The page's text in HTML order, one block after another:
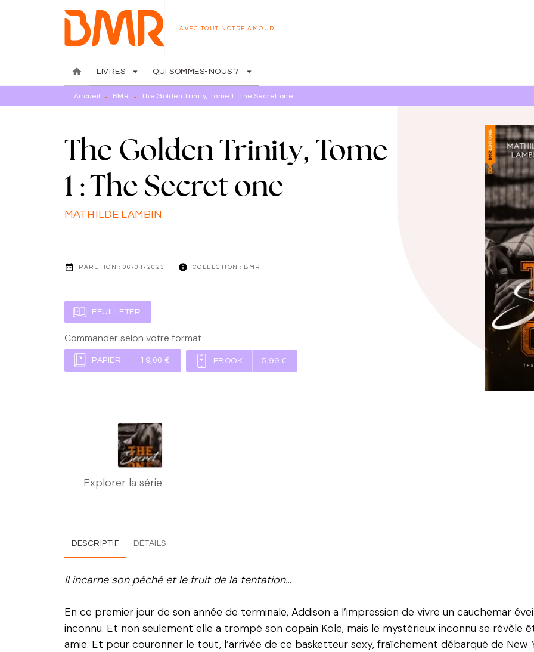
MENU RECHERCHE
AVEC TOUT NOTRE AMOUR
home LIVRES arrow_drop_down QUI SOMMES-NOUS ? arrow_drop_down
Accueil • BMR • The Golden Trinity, Tome 1 : The Secret one
The Golden Trinity, Tome
1 : The Secret one
MATHILDE LAMBIN
date_range PARUTION : 06/01/2023 info COLLECTION : BMR
FEUILLETER
Commander selon votre format
PAPIER 19,00 € EBOOK 5,99 €
Explorer la série
DESCRIPTIF DÉTAILS
Il incarne son péché et le fruit de la tentation…
En ce premier jour de son année de terminale, Addison a l’impression de vivre un cauchemar
inconnu. Et non seulement elle a trompé son copain Kole, mais le mystérieux inconnu se révèle
amie. Et pour couronner le tout, l’arrivée de ce basketteur sexy, fraîchement débarqué de New